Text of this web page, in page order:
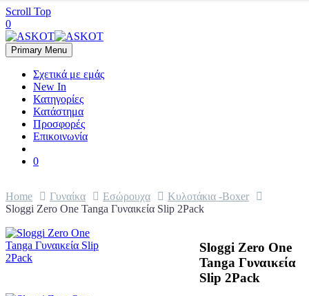
Scroll Top
0
Primary Menu
Σχετικά με εμάς
New In
Κατηγορίες
Κατάστημα
Προσφορές
Επικοινωνία
0
Home Γυναίκα Εσώρουχα
Κυλοτάκια -Boxer
Sloggi Zero One Tanga Γυναικεία Slip 2Pack
Sloggi Zero One
Tanga Γυναικεία
Slip 2Pack